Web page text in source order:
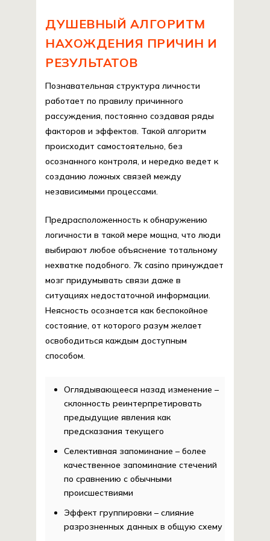
ДУШЕВНЫЙ АЛГОРИТМ
НАХОЖДЕНИЯ ПРИЧИН И
РЕЗУЛЬТАТОВ
Познавательная структура личности
работает по правилу причинного
рассуждения, постоянно создавая ряды
факторов и эффектов. Такой алгоритм
происходит самостоятельно, без
осознанного контроля, и нередко ведет к
созданию ложных связей между
независимыми процессами.
Предрасположенность к обнаружению
логичности в такой мере мощна, что люди
выбирают любое объяснение тотальному
нехватке подобного. 7k casino принуждает
мозг придумывать связи даже в
ситуациях недостаточной информации.
Неясность осознается как беспокойное
состояние, от которого разум желает
освободиться каждым доступным
способом.
Оглядывающееся назад изменение –
склонность реинтерпретировать
предыдущие явления как
предсказания текущего
Селективная запоминание – более
качественное запоминание стечений
по сравнению с обычными
происшествиями
Эффект группировки – слияние
разрозненных данных в общую схему